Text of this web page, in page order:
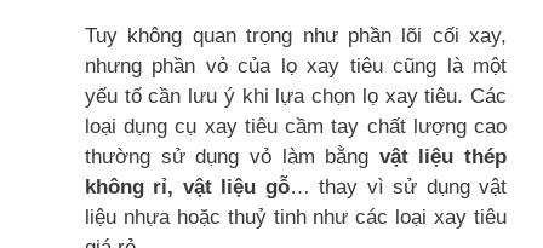
Tuy không quan trọng như phần lõi cối xay,
nhưng phần vỏ của lọ xay tiêu cũng là một
yếu tố cần lưu ý khi lựa chọn lọ xay tiêu. Các
loại dụng cụ xay tiêu cầm tay chất lượng cao
thường sử dụng vỏ làm bằng vật liệu thép
không rỉ, vật liệu gỗ… thay vì sử dụng vật
liệu nhựa hoặc thuỷ tinh như các loại xay tiêu